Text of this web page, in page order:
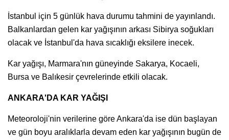
İstanbul için 5 günlük hava durumu tahmini de yayınlandı.
Balkanlardan gelen kar yağışının arkası Sibirya soğukları
olacak ve İstanbul'da hava sıcaklığı eksilere inecek.
Kar yağışı, Marmara'nın güneyinde Sakarya, Kocaeli,
Bursa ve Balıkesir çevrelerinde etkili olacak.
ANKARA'DA KAR YAĞIŞI
Meteoroloji'nin verilerine göre Ankara'da ise dün başlayan
ve gün boyu aralıklarla devam eden kar yağışının bugün de